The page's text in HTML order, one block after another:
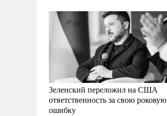
Зеленский переложил на США
ответственность за свою роковую
ошибку